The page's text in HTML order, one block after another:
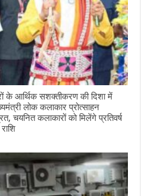
आर्थिक सशक्तीकरण की दिशा में
लोक कलाकार प्रोत्साहन
कलाकारों को मिलेंगे प्रतिवर्ष